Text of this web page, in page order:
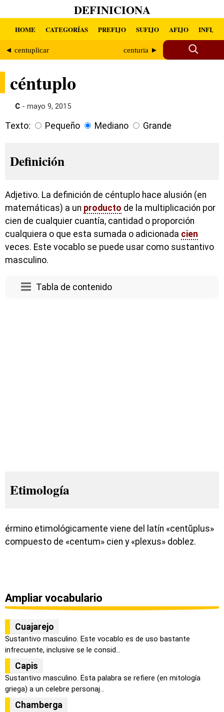
DEFINICIONA
HOME CATEGORÍAS PREFIJO SUFIJO AFIJO INFIJO
◄ centuplicar centuria ►
céntuplo
C - mayo 9, 2015
Texto: Pequeño Mediano Grande
Definición
Adjetivo. La definición de céntuplo hace alusión (en
matemáticas) a un producto de la multiplicación por
cien de cualquier cuantía, cantidad o proporción
cualquiera o que esta sumada o adicionada cien
veces. Este vocablo se puede usar como sustantivo
masculino.
Tabla de contenido
Etimología
érmino etimológicamente viene del latín «centŭplus»
compuesto de «centum» cien y «plexus» doblez.
Ampliar vocabulario
Cuajarejo
Sustantivo masculino. Este vocablo es de uso bastante
infrecuente, inclusive se le consid...
Capis
Sustantivo masculino. Esta palabra se refiere (en mitología
griega) a un celebre personaj...
Chamberga